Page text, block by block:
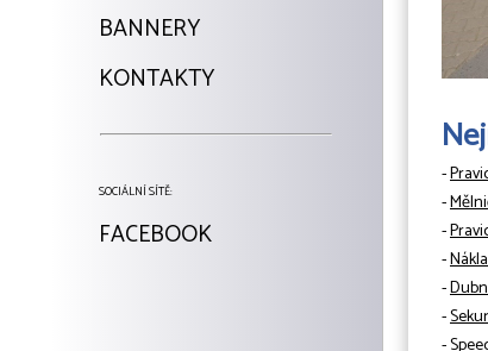
BANNERY
KONTAKTY
SOCIÁLNÍ SÍTĚ:
FACEBOOK
-
-
-
-
-
-